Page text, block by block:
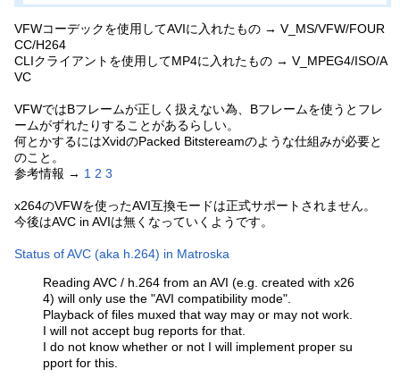
VFWコーデックを使用してAVIに入れたもの → V_MS/VFW/FOUR
CC/H264
CLIクライアントを使用してMP4に入れたもの → V_MPEG4/ISO/A
VC
VFWではBフレームが正しく扱えない為、Bフレームを使うとフレ
ームがずれたりすることがあるらしい。
何とかするにはXvidのPacked Bitstereamのような仕組みが必要と
のこと。
参考情報 → 1 2 3
x264のVFWを使ったAVI互換モードは正式サポートされません。
今後はAVC in AVIは無くなっていくようです。
Status of AVC (aka h.264) in Matroska
Reading AVC / h.264 from an AVI (e.g. created with x26
4) will only use the "AVI compatibility mode".
Playback of files muxed that way may or may not work.
I will not accept bug reports for that.
I do not know whether or not I will implement proper su
pport for this.